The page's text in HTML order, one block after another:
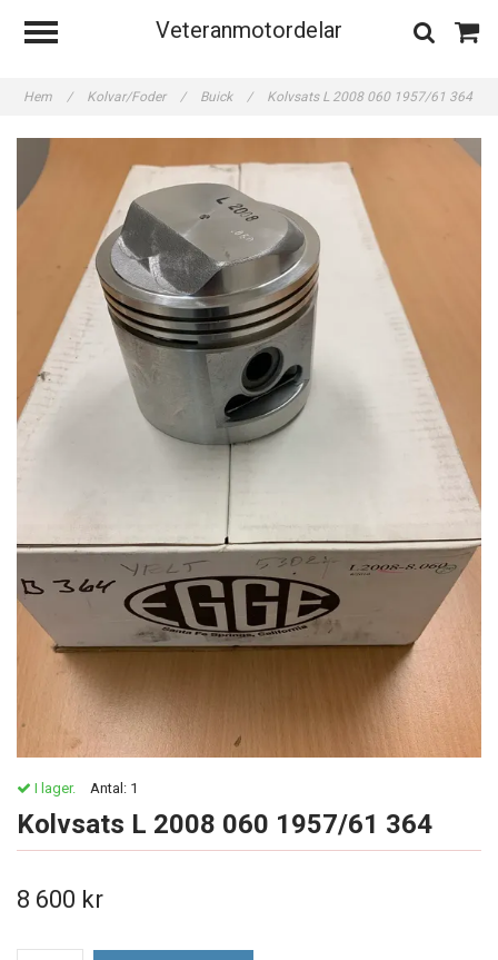
Veteranmotordelar
Hem / Kolvar/Foder / Buick / Kolvsats L 2008 060 1957/61 364
I lager. Antal: 1
Kolvsats L 2008 060 1957/61 364
8 600 kr